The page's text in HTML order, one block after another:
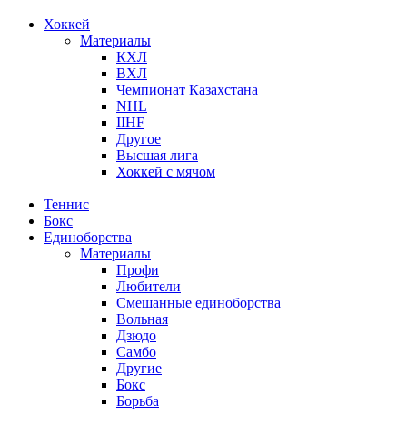
Хоккей
Материалы
КХЛ
ВХЛ
Чемпионат Казахстана
NHL
IIHF
Другое
Высшая лига
Хоккей с мячом
Теннис
Бокс
Единоборства
Материалы
Профи
Любители
Смешанные единоборства
Вольная
Дзюдо
Самбо
Другие
Бокс
Борьба